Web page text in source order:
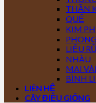
THẦN
QUẾ
KIM
LIỄU RŨ
NHÀU
MAI
BÌNH
LIÊN HỆ
CÂY ĐIỀU GIỐNG